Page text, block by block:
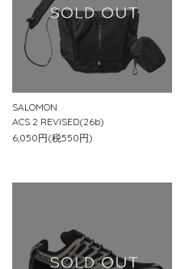
SALOMON
ACS 2 REVISED(26b)
6,050円(税550円)